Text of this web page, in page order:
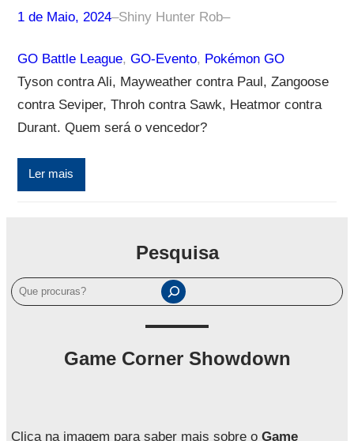
1 de Maio, 2024–Shiny Hunter Rob–
GO Battle League, GO-Evento, Pokémon GO
Tyson contra Ali, Mayweather contra Paul, Zangoose
contra Seviper, Throh contra Sawk, Heatmor contra
Durant. Quem será o vencedor?
Ler mais
Pesquisa
P
e
a
Game Corner Showdown
Clica na imagem para saber mais sobre o Game